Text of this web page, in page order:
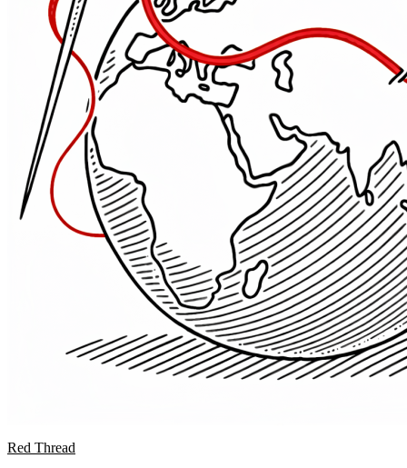
Red Thread